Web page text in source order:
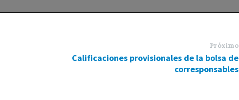
Próximo
Calificaciones provisionales de la bolsa de
corresponsables